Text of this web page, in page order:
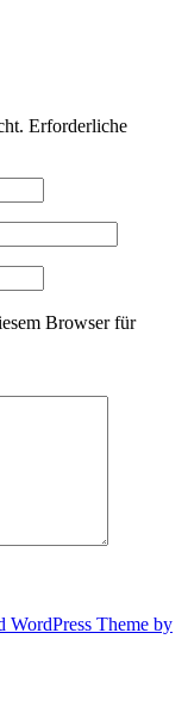
Erforderliche
Browser für
WordPress Theme by